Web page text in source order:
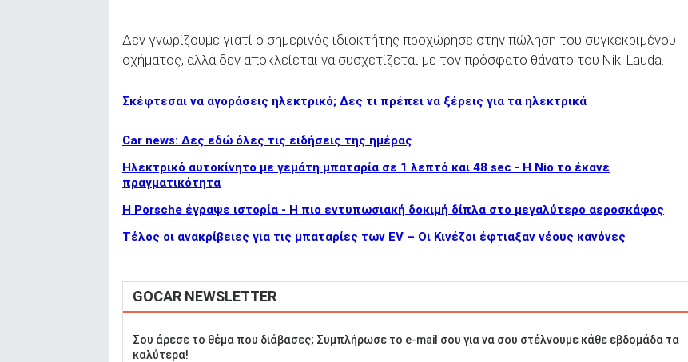
Δεν γνωρίζουμε γιατί ο σημερινός ιδιοκτήτης προχώρησε στην πώληση του συγκεκριμένου
οχήματος, αλλά δεν αποκλείεται να συσχετίζεται με τον πρόσφατο θάνατο του Niki Lauda.
Σκέφτεσαι να αγοράσεις ηλεκτρικό; Δες τι πρέπει να ξέρεις για τα ηλεκτρικά
Car news: Δες εδώ όλες τις ειδήσεις της ημέρας
Ηλεκτρικό αυτοκίνητο με γεμάτη μπαταρία σε 1 λεπτό και 48 sec - Η Nio το έκανε
πραγματικότητα
H Porsche έγραψε ιστορία - H πιο εντυπωσιακή δοκιμή δίπλα στο μεγαλύτερο αεροσκάφος
Τέλος οι ανακρίβειες για τις μπαταρίες των EV – Οι Κινέζοι έφτιαξαν νέους κανόνες
GOCAR NEWSLETTER
Σου άρεσε το θέμα που διάβασες; Συμπλήρωσε το e-mail σου για να σου στέλνουμε κάθε εβδομάδα τα
καλύτερα!